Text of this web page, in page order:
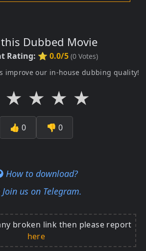
this Dubbed Movie
Rating: ⭐ 0.0/5 (0 Votes)
improve our in-house dubbing quality!
★ ★ ★ ★
👍 0 👎 0
How to download?
Join us on Telegram.
broken link then please report
here